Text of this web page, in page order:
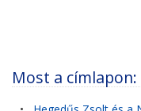
Most a címlapon: